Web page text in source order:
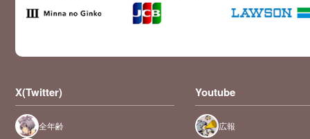
X(Twitter)
全年齢
Youtube
広報